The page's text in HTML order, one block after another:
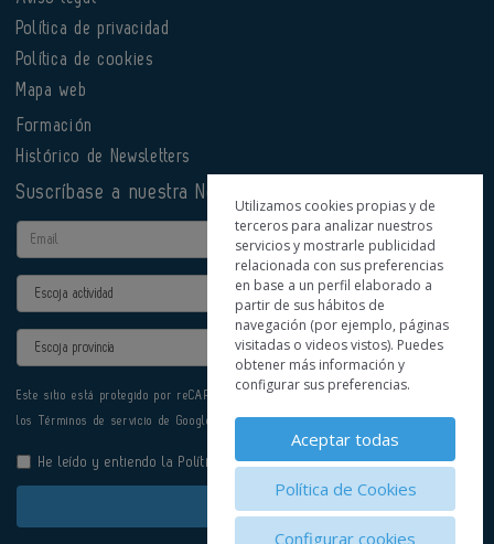
Política de privacidad
Política de cookies
Mapa web
Formación
Histórico de Newsletters
Suscríbase a nuestra Newsletter
Email
Actividad
Provincia
Este sitio está protegido por reCAPTCHA y se aplican la
los Términos de servicio de Google.
He leído y entiendo la Política de Privacidad
Enviar
Utilizamos cookies propias y de
terceros para analizar nuestros
servicios y mostrarle publicidad
relacionada con sus preferencias
en base a un perfil elaborado a
partir de sus hábitos de
navegación (por ejemplo, páginas
visitadas o videos vistos). Puedes
obtener más información y
configurar sus preferencias.
Aceptar todas
Política de Cookies
Configurar cookies